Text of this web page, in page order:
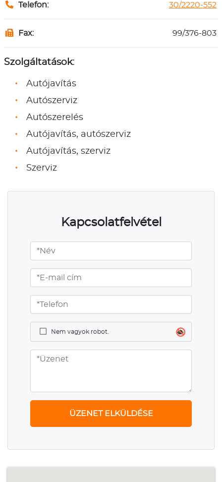
Telefon: 30/2220-552
Fax: 99/376-803
Szolgáltatások:
Autójavítás
Autószerviz
Autószerelés
Autójavítás, autószerviz
Autójavítás, szerviz
Szerviz
Kapcsolatfelvétel
Nem vagyok robot.
ÜZENET ELKÜLDÉSE